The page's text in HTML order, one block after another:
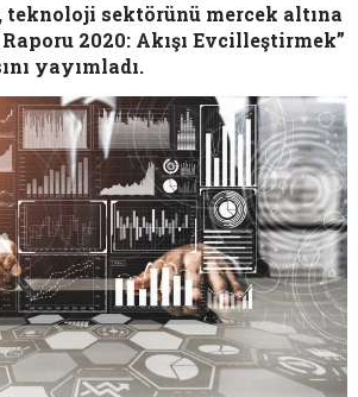
teknoloji sektörünü mercek altına
2020: Akışı Evcilleştirmek”
yayımladı.